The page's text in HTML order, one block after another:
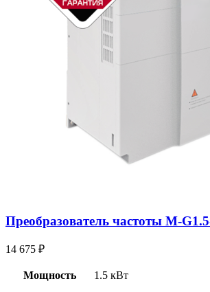
Преобразователь частоты M-
14 675 ₽
Мощность 1.5 кВт